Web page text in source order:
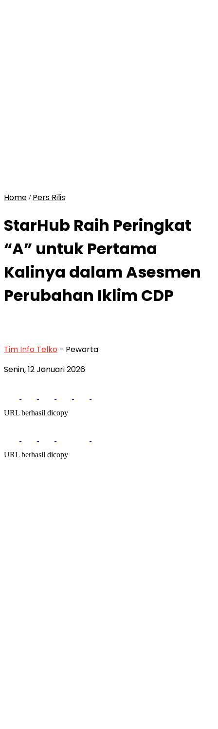
Home / Pers Rilis
StarHub Raih Peringkat
“A” untuk Pertama
Kalinya dalam Asesmen
Perubahan Iklim CDP
Tim Info Telko - Pewarta
Senin, 12 Januari 2026
URL berhasil dicopy
URL berhasil dicopy